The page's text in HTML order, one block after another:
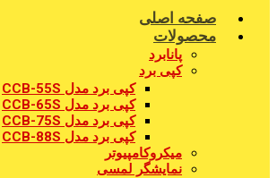
صفحه اصلی
محصولات
پانابرد
کپی برد
کپی برد مدل CCB-55S
کپی برد مدل CCB-65S
کپی برد مدل CCB-75S
کپی برد مدل CCB-88S
میکروکامپیوتر
نمایشگر لمسی